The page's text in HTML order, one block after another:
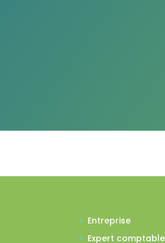
Entreprise
Expert comptable